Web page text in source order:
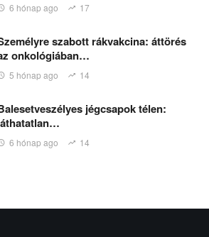
6 hónap ago 17
szabott rákvakcina: áttörés
onkológiában…
5 hónap ago 14
jégcsapok télen:
6 hónap ago 14